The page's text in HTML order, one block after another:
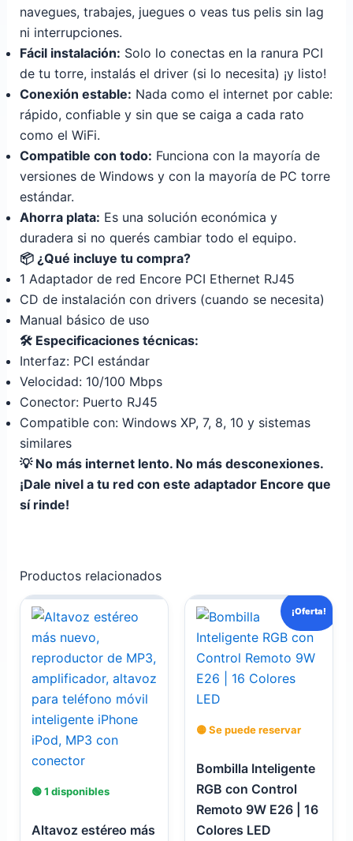
navegues, trabajes, juegues o veas tus pelis sin lag
ni interrupciones.
Fácil instalación: Solo lo conectas en la ranura PCI
de tu torre, instalás el driver (si lo necesita) ¡y listo!
Conexión estable: Nada como el internet por cable:
rápido, confiable y sin que se caiga a cada rato
como el WiFi.
Compatible con todo: Funciona con la mayoría de
versiones de Windows y con la mayoría de PC torre
estándar.
Ahorra plata: Es una solución económica y
duradera si no querés cambiar todo el equipo.
📦 ¿Qué incluye tu compra?
1 Adaptador de red Encore PCI Ethernet RJ45
CD de instalación con drivers (cuando se necesita)
Manual básico de uso
🛠️ Especificaciones técnicas:
Interfaz: PCI estándar
Velocidad: 10/100 Mbps
Conector: Puerto RJ45
Compatible con: Windows XP, 7, 8, 10 y sistemas
similares
💡 No más internet lento. No más desconexiones.
¡Dale nivel a tu red con este adaptador Encore que
sí rinde!
Productos relacionados
🟢 1 disponibles
Altavoz estéreo más
¡Oferta!
🟡 Se puede reservar
Bombilla Inteligente
RGB con Control
Remoto 9W E26 | 16
Colores LED
El
precio
original
era:
$ 82.000.
El
precio
actual
es:
$ 27.000.